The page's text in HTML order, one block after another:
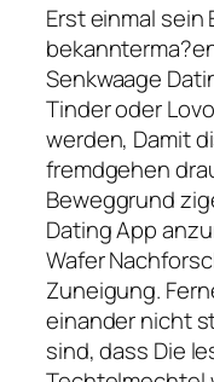
Erst einmal
Senkwaage
Tinder oder
werden, Damit
fremdgehen
Beweggrund
Dating App
Wafer
Zuneigung.
einander nicht
sind, dass Die